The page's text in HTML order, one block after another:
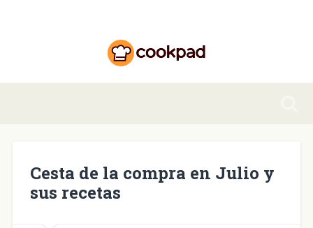
Cesta de la compra en Julio y
sus recetas